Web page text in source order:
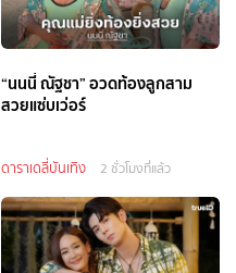
“นนนี่ ณัฐชา” อวดท้องลูกสาม
สวยแซ่บเว่อร์
ดาราเดลี่บันเทิง 2 ชั่วโมงที่แล้ว